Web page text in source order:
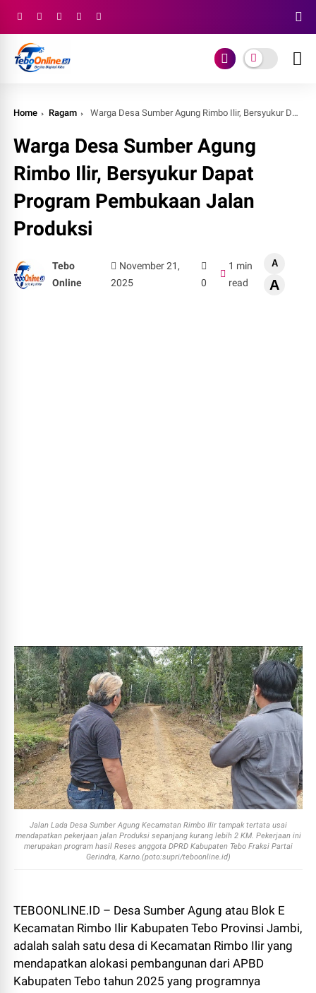
Home Ragam Warga Desa Sumber Agung Rimbo Ilir, Bersyukur Dapat Program Pembukaan Jalan Produksi
Warga Desa Sumber Agung
Rimbo Ilir, Bersyukur Dapat
Program Pembukaan Jalan
Produksi
Tebo
Online
November 21,
2025
0
1 min
read
A
A
Jalan Lada Desa Sumber Agung Kecamatan Rimbo Ilir tampak tertata usai
mendapatkan pekerjaan jalan Produksi sepanjang kurang lebih 2 KM. Pekerjaan ini
merupakan program hasil Reses anggota DPRD Kabupaten Tebo Fraksi Partai
Gerindra, Karno.(poto:supri/teboonline.id)
TEBOONLINE.ID – Desa Sumber Agung atau Blok E
Kecamatan Rimbo Ilir Kabupaten Tebo Provinsi Jambi,
adalah salah satu desa di Kecamatan Rimbo Ilir yang
mendapatkan alokasi pembangunan dari APBD
Kabupaten Tebo tahun 2025 yang programnya